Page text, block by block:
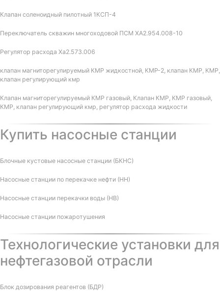
Клапан соленоидный пилотный 1КСП-4
Переключатель скважин многоходовой ПСМ ХА2.954.008-10
Регулятор расхода Ха2.573.006
клапан магниторегулируемый КМР жидкостной, КМР-2, клапан КМР, КМР,
клапан регулирующий кмр
Клапан магниторегулируемый КМР газовый, Клапан КМР, КМР газовый,
КМР, клапан регулирующий кмр, регулятор расхода жидкости
Купить насосные станции
Блочные кустовые насосные станции (БКНС)
Насосные станции по перекачке нефти (НН)
Насосные станции перекачки воды (НВ)
Насосные станции пожаротушения
Технологические установки для
нефтегазовой отрасли
Блок дозирования реагентов (БДР)